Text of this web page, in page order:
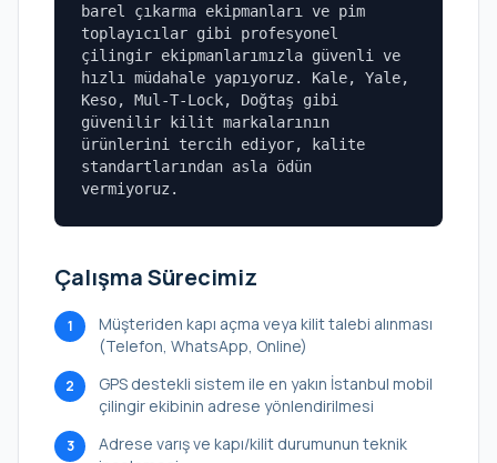
barel çıkarma ekipmanları ve pim
toplayıcılar gibi profesyonel
çilingir ekipmanlarımızla güvenli ve
hızlı müdahale yapıyoruz. Kale, Yale,
Keso, Mul-T-Lock, Doğtaş gibi
güvenilir kilit markalarının
ürünlerini tercih ediyor, kalite
standartlarından asla ödün
vermiyoruz.
Çalışma Sürecimiz
1
Müşteriden kapı açma veya kilit talebi alınması
(Telefon, WhatsApp, Online)
2
GPS destekli sistem ile en yakın İstanbul mobil
çilingir ekibinin adrese yönlendirilmesi
3
Adrese varış ve kapı/kilit durumunun teknik